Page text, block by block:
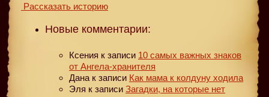
Рассказать историю
Новые комментарии:
Ксения к записи 10 самых важных знаков
от Ангела-хранителя
Дана к записи Как мама к колдуну ходила
Эля к записи Загадки, на которые нет